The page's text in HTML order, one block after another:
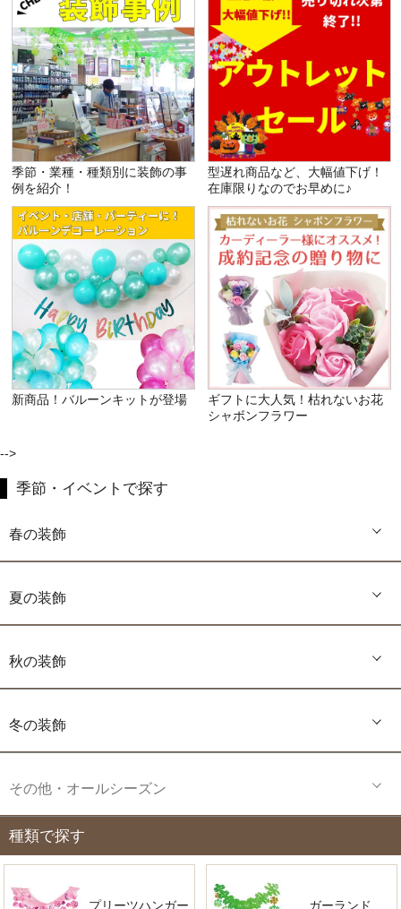
季節・業種・種類別に装飾の事
例を紹介！
型遅れ商品など、大幅値下げ！
在庫限りなのでお早めに♪
新商品！バルーンキットが登場
ギフトに大人気！枯れないお花
シャボンフラワー
-->
季節・イベントで探す
春の装飾
夏の装飾
秋の装飾
冬の装飾
その他・オールシーズン
種類で探す
プリーツハンガー ガーランド